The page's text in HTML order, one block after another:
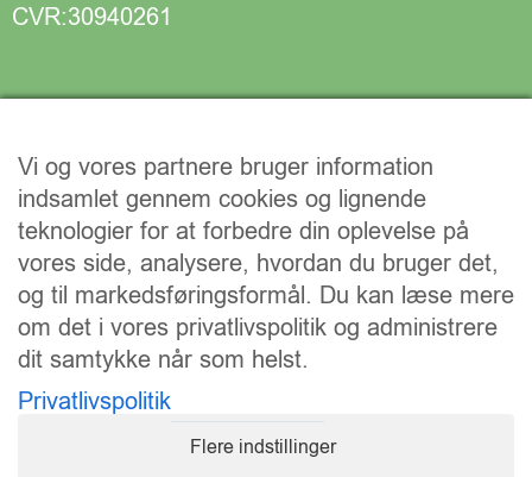
CVR:30940261
Vi understøtter FN’s verdensmål:
Vi og vores partnere bruger information
indsamlet gennem cookies og lignende
teknologier for at forbedre din oplevelse på
vores side, analysere, hvordan du bruger det,
og til markedsføringsformål. Du kan læse mere
om det i vores privatlivspolitik og administrere
dit samtykke når som helst.
Privatlivspolitik
Flere indstillinger